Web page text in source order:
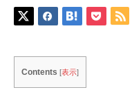
Contents [表示]